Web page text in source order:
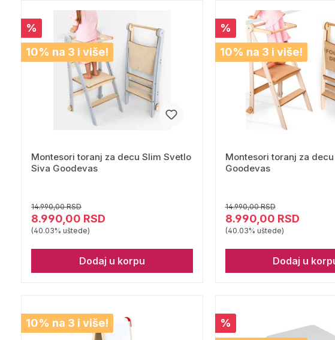
%
10% na 3 i više!
Montesori toranj za decu Slim Svetlo
Siva Goodevas
14.990,00 RSD
8.990,00 RSD
(40.03% uštede)
Dodaj u korpu
%
10% na 3 i više!
Montesori toranj za
Goodevas
14.990,00 RSD
8.990,00 RSD
(40.03% uštede)
Dodaj u
10% na 3 i više!
%